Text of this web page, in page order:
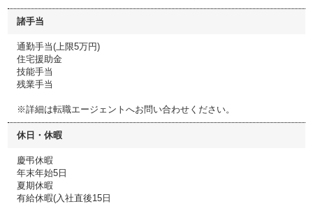
諸手当
通勤手当(上限5万円)
住宅援助金
技能手当
残業手当
※詳細は転職エージェントへお問い合わせください。
休日・休暇
慶弔休暇
年末年始5日
夏期休暇
有給休暇(入社直後15日